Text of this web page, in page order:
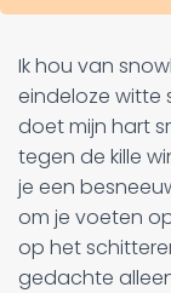
Ik hou van
eindeloze witte
doet mijn hart
tegen de kille
je een
om je voeten
op het
gedachte